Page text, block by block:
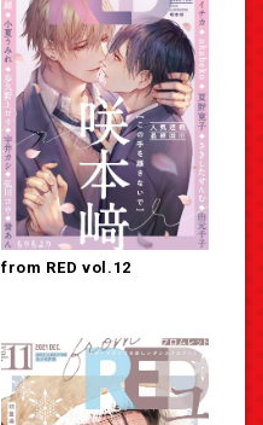
from RED vol.12